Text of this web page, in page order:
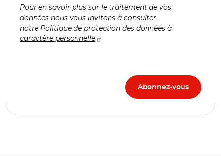
Pour en savoir plus sur le traitement de vos
données nous vous invitons à consulter
notre Politique de protection des données à
caractère personnelle